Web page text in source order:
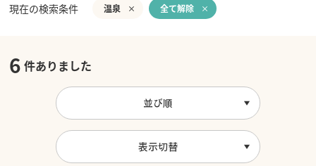
現在の検索条件 温泉 全て解除
6 件ありました
並び順
表示切替